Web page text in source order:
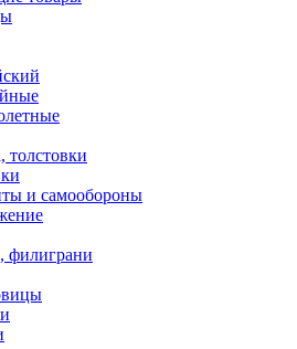
толстовки
и самообороны
филиграни